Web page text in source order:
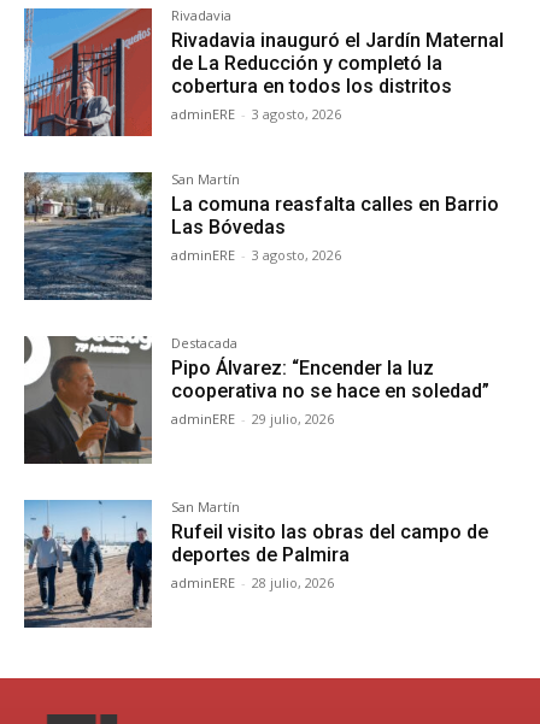
Rivadavia
Rivadavia inauguró el Jardín Maternal
de La Reducción y completó la
cobertura en todos los distritos
adminERE - 3 agosto, 2026
San Martín
La comuna reasfalta calles en Barrio
Las Bóvedas
adminERE - 3 agosto, 2026
Destacada
Pipo Álvarez: “Encender la luz
cooperativa no se hace en soledad”
adminERE - 29 julio, 2026
San Martín
Rufeil visito las obras del campo de
deportes de Palmira
adminERE - 28 julio, 2026